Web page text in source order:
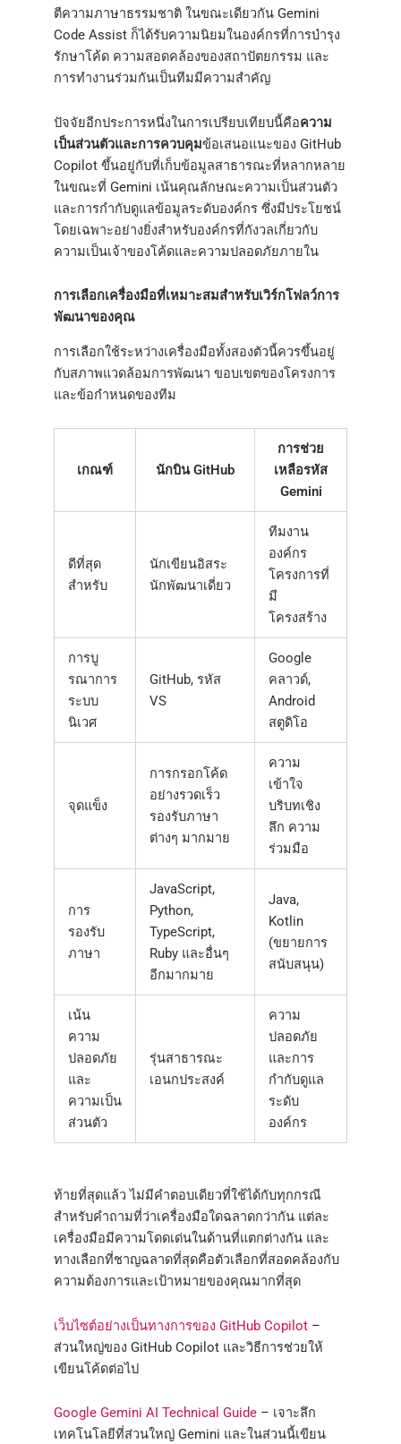
ตีความภาษาธรรมชาติ ในขณะเดียวกัน Gemini
Code Assist ก็ได้รับความนิยมในองค์กรที่การบำรุง
รักษาโค้ด ความสอดคล้องของสถาปัตยกรรม และ
การทำงานร่วมกันเป็นทีมมีความสำคัญ
ปัจจัยอีกประการหนึ่งในการเปรียบเทียบนี้คือความ
เป็นส่วนตัวและการควบคุมข้อเสนอแนะของ GitHub
Copilot ขึ้นอยู่กับที่เก็บข้อมูลสาธารณะที่หลากหลาย
ในขณะที่ Gemini เน้นคุณลักษณะความเป็นส่วนตัว
และการกำกับดูแลข้อมูลระดับองค์กร ซึ่งมีประโยชน์
โดยเฉพาะอย่างยิ่งสำหรับองค์กรที่กังวลเกี่ยวกับ
ความเป็นเจ้าของโค้ดและความปลอดภัยภายใน
การเลือกเครื่องมือที่เหมาะสมสำหรับเวิร์กโฟลว์การ
พัฒนาของคุณ
การเลือกใช้ระหว่างเครื่องมือทั้งสองตัวนี้ควรขึ้นอยู่
กับสภาพแวดล้อมการพัฒนา ขอบเขตของโครงการ
และข้อกำหนดของทีม
เกณฑ์ นักบิน GitHub
การช่วย
เหลือรหัส
Gemini
ดีที่สุด
สำหรับ
นักเขียนอิสระ
นักพัฒนาเดี่ยว
ทีมงาน
องค์กร
โครงการที่
มี
โครงสร้าง
การบู
รณาการ
ระบบ
นิเวศ
GitHub, รหัส
VS
Google
คลาวด์,
Android
สตูดิโอ
จุดแข็ง
การกรอกโค้ด
อย่างรวดเร็ว
รองรับภาษา
ต่างๆ มากมาย
ความ
เข้าใจ
บริบทเชิง
ลึก ความ
ร่วมมือ
การ
รองรับ
ภาษา
JavaScript,
Python,
TypeScript,
Ruby และอื่นๆ
อีกมากมาย
Java,
Kotlin
(ขยายการ
สนับสนุน)
เน้น
ความ
ปลอดภัย
และ
ความเป็น
ส่วนตัว
รุ่นสาธารณะ
เอนกประสงค์
ความ
ปลอดภัย
และการ
กำกับดูแล
ระดับ
องค์กร
ท้ายที่สุดแล้ว ไม่มีคำตอบเดียวที่ใช้ได้กับทุกกรณี
สำหรับคำถามที่ว่าเครื่องมือใดฉลาดกว่ากัน แต่ละ
เครื่องมือมีความโดดเด่นในด้านที่แตกต่างกัน และ
ทางเลือกที่ชาญฉลาดที่สุดคือตัวเลือกที่สอดคล้องกับ
ความต้องการและเป้าหมายของคุณมากที่สุด
เว็บไซต์อย่างเป็นทางการของ GitHub Copilot –
ส่วนใหญ่ของ GitHub Copilot และวิธีการช่วยให้
เขียนโค้ดต่อไป
Google Gemini AI Technical Guide – เจาะลึก
เทคโนโลยีที่ส่วนใหญ่ Gemini และในส่วนนี้เขียน